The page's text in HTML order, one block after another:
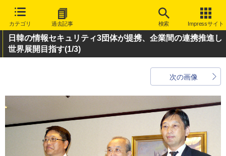
カテゴリ 過去記事 検索 Impressサイト
日韓の情報セキュリティ3団体が提携、企業間の連携推進し
世界展開目指す(1/3)
次の画像